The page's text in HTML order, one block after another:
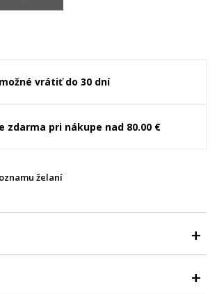
vrátiť do 30 dní
zdarma pri nákupe nad 80.00 €
želaní